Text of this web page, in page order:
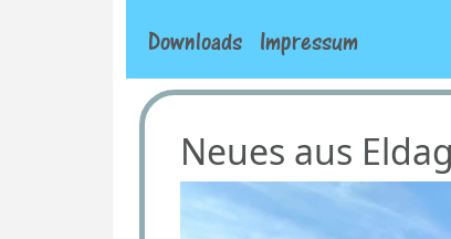
Downloads
Impressum
Neues aus